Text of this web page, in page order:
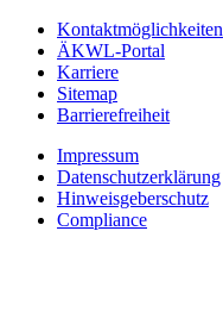
Kontaktmöglichkeiten
ÄKWL-Portal
Karriere
Sitemap
Barrierefreiheit
Impressum
Datenschutzerklärung
Hinweisgeberschutz
Compliance